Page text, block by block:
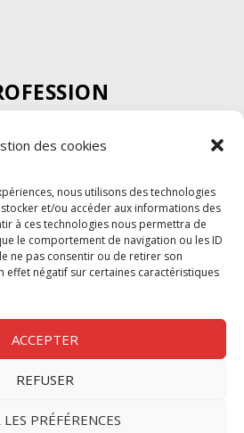
des cookies
nous utilisons des technologies
et/ou accéder aux informations des
à ces technologies nous permettra de
le comportement de navigation ou les ID
ne pas consentir ou de retirer son
effet négatif sur certaines caractéristiques
ACCEPTER
REFUSER
PRÉFÉRENCES
visuel
contacter